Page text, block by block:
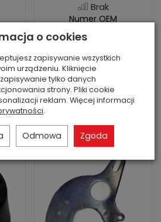
Brak
Numer OEM
(zamieniany): 5413427
Stan: używane
oryginalne kapsle do
felg ...
162,00 zł
Do koszyka
o cookies
zapisywanie wszystkich
urządzeniu. Kliknięcie
tylko danych
strony. Pliki cookie
reklam. Więcej informacji
.
Odmowa Zgoda